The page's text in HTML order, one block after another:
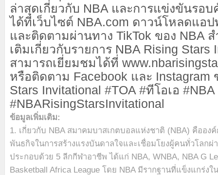
ล่าสุดเกี่ยวกับ NBA และการแข่งขันรอ
ได้ที่เว็บไซต์ NBA.com ดาวน์โหลดแอ
และติดตามผ่านทาง TikTok ของ NBA
เติมเกี่ยวกับรายการ NBA Rising Stars
สามารถเยี่ยมชมได้ที่
หรือติดตาม Facebook และ Instagram
Stars Invitational #TOA #ทีโอเอ #NBA
#NBARisingStarsInvitational
ข้อมูลเพิ่มเติม:
1. เกี่ยวกับ NBA สมาคมบาสเกตบอลแห่งชาติ (NBA) คืออง
พันธกิจในการสร้างแรงบันดาลใจและเชื่อมโยงผู้คนทั่วโลกผ่
ประกอบด้วย 5 ลีกกีฬาอาชีพ ได้แก่ NBA, WNBA, NBA G
Basketball Africa League โดย NBA มีรากฐานที่แข็งแกร่ง